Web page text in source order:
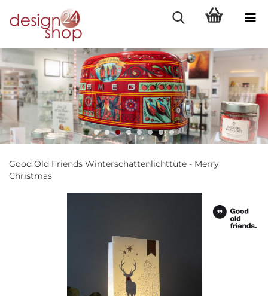
Good Old Friends Winterschattenlichttüte - Merry
Christmas